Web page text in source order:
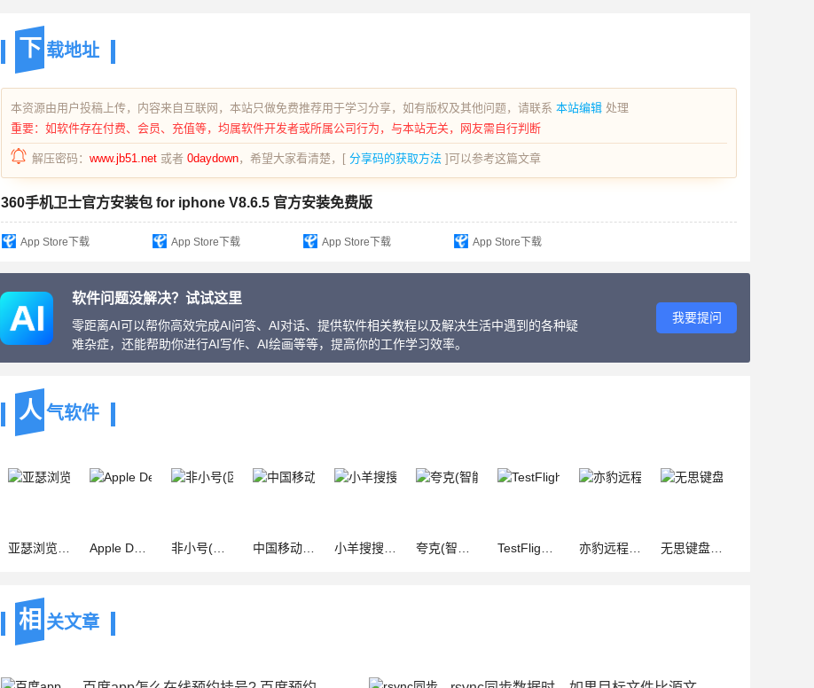
下 载地址
本资源由用户投稿上传，内容来自互联网，本站只做免费推荐用于学习分享，如有版权及其他问题，请联系 本站编辑 处理
重要：如软件存在付费、会员、充值等，均属软件开发者或所属公司行为，与本站无关，网友需自行判断
解压密码： www.jb51.net 或者 0daydown，希望大家看清楚，[ 分享码的获取方法 ]可以参考这篇文章
360手机卫士官方安装包 for iphone V8.6.5 官方安装免费版
App Store下载 App Store下载 App Store下载 App Store下载
软件问题没解决？试试这里
零距离AI可以帮你高效完成AI问答、AI对话、提供软件相关教程以及解决生活中遇到的各种疑
难杂症，还能帮助你进行AI写作、AI绘画等等，提高你的工作学习效率。
我要提问
人 气软件
亚瑟浏览器(m3u8视频投屏合并) v24.0 苹果手机版 Apple Developer(软件开发工具)v10.8.3 苹果手机版 非小号(区块链虚拟货币行情) v3.4.1 苹果手机版 中国移动云盘(网盘) v12.5.4 苹果手机版 小羊搜搜(手机搜索工具) for iPhone v3.3.0 苹果手机版 夸克(智能搜索浏览器) v10.8.1.2995 苹果手机版 TestFlight(IOS应用测试工具) for iPhone v4.0.1 苹果手机版 亦豹远程控制(远程桌面控制) v1.0.4 苹果手机版 无思键盘(输入法软件) v5.0.10 苹果手机版
相 关文章